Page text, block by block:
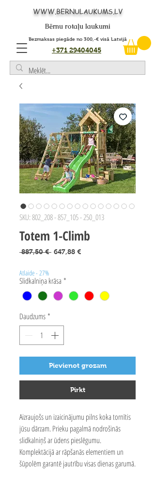
WWW.BERNULAUKUMS.LV
Bērnu rotaļu laukumi
Bezmaksas piegāde no 300,-€ visā Latvijā
+371 29404045
SKU: 802_208 - 857_105 - 250_013
Totem 1-Climb
887,50 € Parastā
647,88 €
Atlaide - 27%
Slidkalniņa krāsa *
Daudzums *
Pievienot grozam
Pirkt
Aizraujošs un izaicinājumu pilns koka tornītis
jūsu dārzam. Prieku pagalmā nodrošinās
slidkalniņš ar ūdens pieslēgumu.
Komplektācijā ar rāpšanās elementiem un
šūpolēm garantē jautrību visas dienas garumā.